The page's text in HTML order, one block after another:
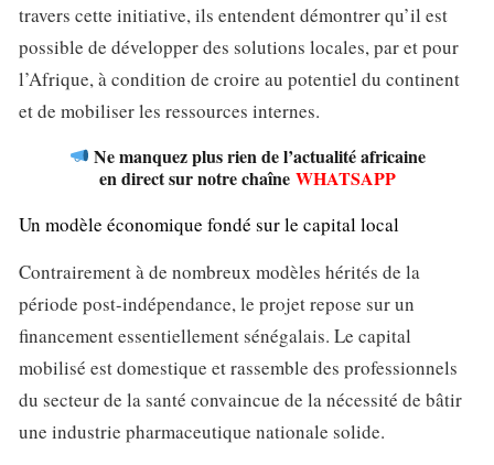
travers cette initiative, ils entendent démontrer qu’il est
possible de développer des solutions locales, par et pour
l’Afrique, à condition de croire au potentiel du continent
et de mobiliser les ressources internes.
Ne manquez plus rien de l’actualité africaine
en direct sur notre chaîne WHATSAPP
Un modèle économique fondé sur le capital local
Contrairement à de nombreux modèles hérités de la
période post-indépendance, le projet repose sur un
financement essentiellement sénégalais. Le capital
mobilisé est domestique et rassemble des professionnels
du secteur de la santé convaincue de la nécessité de bâtir
une industrie pharmaceutique nationale solide.